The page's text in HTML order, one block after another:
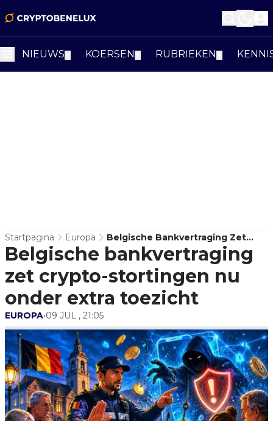
NIEUWS KOERSEN RUBRIEKEN
Startpagina Europa
Belgische Bankvertraging Zet
Crypto-Stortingen Nu Onder Extra
Toezicht
Belgische bankvertraging
zet crypto-stortingen nu
onder extra toezicht
EUROPA•09 JUL , 21:05